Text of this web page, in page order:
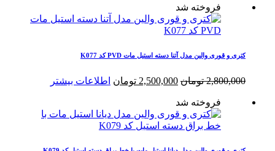
بود.
است.
فروخته شد
کتری و قوری والین مدل آتنا دسته استیل مات PVD کد K077
2,800,000 تومان قیمت
بود.
2,500,000 تومان قیمت
است.
اطلاعات بیشتر
فروخته شد